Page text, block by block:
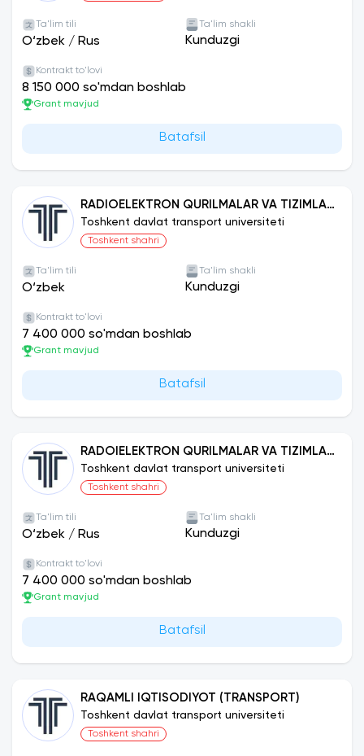
Ta'lim tili
O‘zbek / Rus
Ta'lim shakli
Kunduzgi
Kontrakt to'lovi
8 150 000 so'mdan boshlab
Grant mavjud
Batafsil
RADIOELEKTRON QURILMALAR VA TIZIMLAR
(AVIATSIYA TRANSPORTI)
Toshkent davlat transport universiteti
Toshkent shahri
Ta'lim tili
O‘zbek
Ta'lim shakli
Kunduzgi
Kontrakt to'lovi
7 400 000 so'mdan boshlab
Grant mavjud
Batafsil
RADOIELEKTRON QURILMALAR VA TIZIMLAR
(TEMIR YO‘L TRANSPORTI)
Toshkent davlat transport universiteti
Toshkent shahri
Ta'lim tili
O‘zbek / Rus
Ta'lim shakli
Kunduzgi
Kontrakt to'lovi
7 400 000 so'mdan boshlab
Grant mavjud
Batafsil
RAQAMLI IQTISODIYOT (TRANSPORT)
Toshkent davlat transport universiteti
Toshkent shahri